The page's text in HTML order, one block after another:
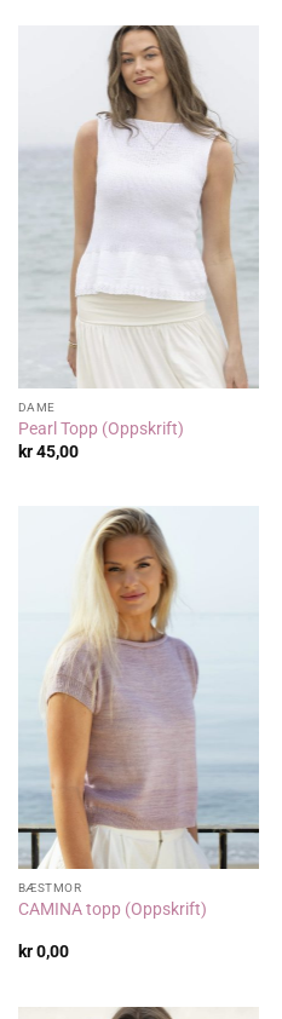
DAME
Pearl Topp (Oppskrift)
kr45,00
BÆSTMOR
CAMINA topp (Oppskrift)
kr0,00